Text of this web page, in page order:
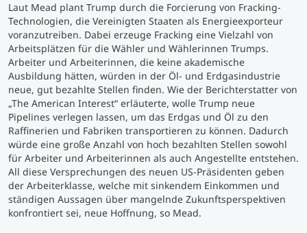
Maßgeschneiderte Programme
Studienberatung
Executive Education Finder
Laut Mead plant Trump durch die Forcierung von Fracking-
Technologien, die Vereinigten Staaten als Energieexporteur
voranzutreiben. Dabei erzeuge Fracking eine Vielzahl von
Arbeitsplätzen für die Wähler und Wählerinnen Trumps.
Arbeiter und Arbeiterinnen, die keine akademische
Ausbildung hätten, würden in der Öl- und Erdgasindustrie
neue, gut bezahlte Stellen finden. Wie der Berichterstatter von
„The American Interest“ erläuterte, wolle Trump neue
Pipelines verlegen lassen, um das Erdgas und Öl zu den
Raffinerien und Fabriken transportieren zu können. Dadurch
würde eine große Anzahl von hoch bezahlten Stellen sowohl
für Arbeiter und Arbeiterinnen als auch Angestellte entstehen.
All diese Versprechungen des neuen US-Präsidenten geben
der Arbeiterklasse, welche mit sinkendem Einkommen und
ständigen Aussagen über mangelnde Zukunftsperspektiven
konfrontiert sei, neue Hoffnung, so Mead.